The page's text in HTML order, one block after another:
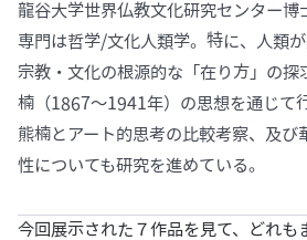
龍谷大学世界仏教文化研究センター博
専門は哲学/文化人類学。特に、人類
宗教・文化の根源的な「在り方」の探
楠（1867〜1941年）の思想を通じて
熊楠とアート的思考の比較考察、及び
性についても研究を進めている。
今回展示された７作品を見て、どれも